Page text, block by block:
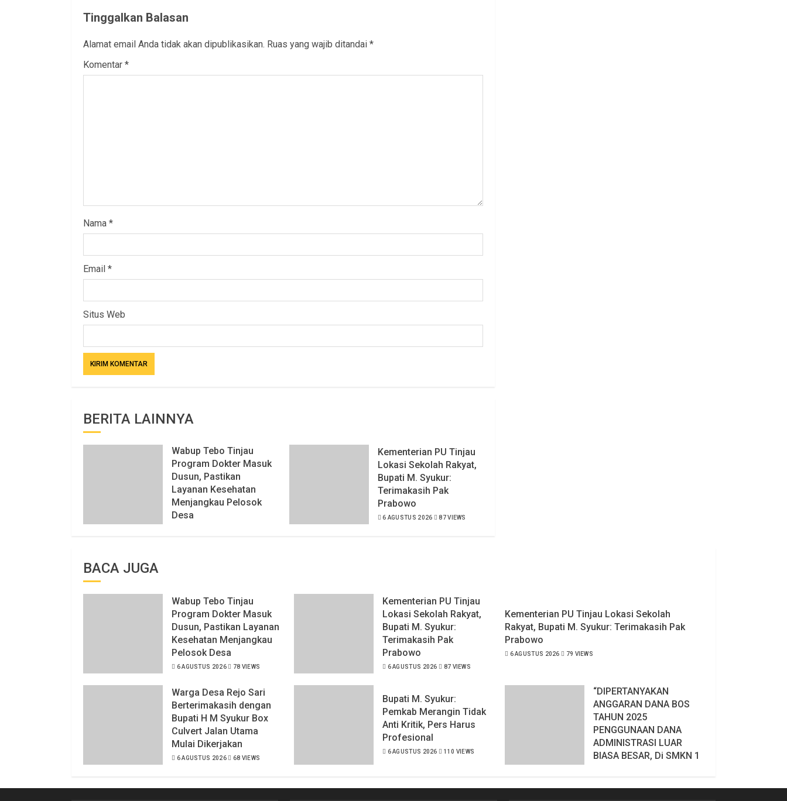
Tinggalkan Balasan
Alamat email Anda tidak akan dipublikasikan. Ruas yang wajib ditandai *
Komentar *
Nama *
Email *
Situs Web
BERITA LAINNYA
Wabup Tebo Tinjau
Program Dokter Masuk
Dusun, Pastikan
Layanan Kesehatan
Menjangkau Pelosok
Desa
Kementerian PU Tinjau
Lokasi Sekolah Rakyat,
Bupati M. Syukur:
Terimakasih Pak
Prabowo
6 AGUSTUS 2026 87 VIEWS
BACA JUGA
Wabup Tebo Tinjau
Program Dokter Masuk
Dusun, Pastikan Layanan
Kesehatan Menjangkau
Pelosok Desa
6 AGUSTUS 2026 78 VIEWS
Kementerian PU Tinjau
Lokasi Sekolah Rakyat,
Bupati M. Syukur:
Terimakasih Pak
Prabowo
6 AGUSTUS 2026 87 VIEWS
Kementerian PU Tinjau Lokasi Sekolah
Rakyat, Bupati M. Syukur: Terimakasih Pak
Prabowo
6 AGUSTUS 2026 79 VIEWS
Warga Desa Rejo Sari
Berterimakasih dengan
Bupati H M Syukur Box
Culvert Jalan Utama
Mulai Dikerjakan
6 AGUSTUS 2026 68 VIEWS
Bupati M. Syukur:
Pemkab Merangin Tidak
Anti Kritik, Pers Harus
Profesional
6 AGUSTUS 2026 110 VIEWS
“DIPERTANYAKAN
ANGGARAN DANA BOS
TAHUN 2025
PENGGUNAAN DANA
ADMINISTRASI LUAR
BIASA BESAR, Di SMKN 1